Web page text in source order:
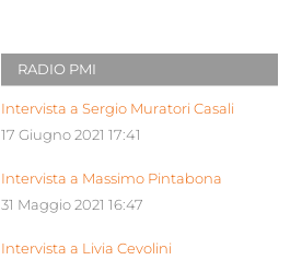
RADIO PMI
Intervista a Sergio Muratori Casali
17 Giugno 2021 17:41
Intervista a Massimo Pintabona
31 Maggio 2021 16:47
Intervista a Livia Cevolini